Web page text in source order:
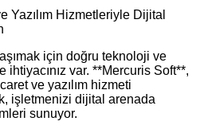
Yazılım Hizmetleriyle Dijital
için doğru teknoloji ve
ihtiyacınız var. **Mercuris Soft**,
ve yazılım hizmeti
işletmenizi dijital arenada
sunuyor.